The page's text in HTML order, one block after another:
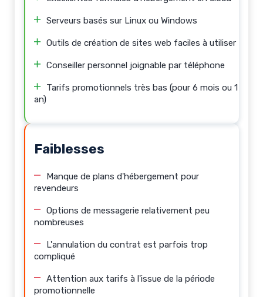
Serveurs basés sur Linux ou Windows
Outils de création de sites web faciles à utiliser
Conseiller personnel joignable par téléphone
Tarifs promotionnels très bas (pour 6 mois ou 1
an)
Faiblesses
Manque de plans d'hébergement pour
revendeurs
Options de messagerie relativement peu
nombreuses
L'annulation du contrat est parfois trop
compliqué
Attention aux tarifs à l'issue de la période
promotionnelle